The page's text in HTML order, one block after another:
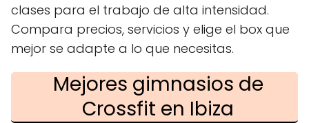
clases para el trabajo de alta intensidad.
Compara precios, servicios y elige el box que
mejor se adapte a lo que necesitas.
Mejores gimnasios de
Crossfit en Ibiza